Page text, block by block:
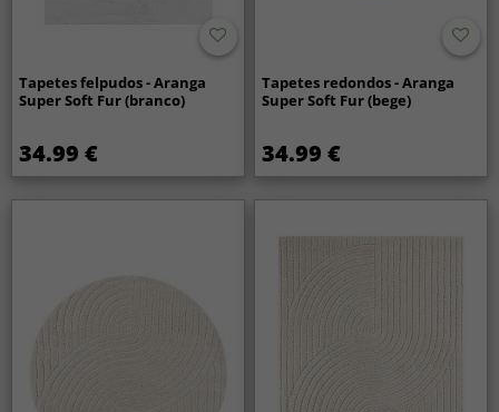
Tapetes felpudos - Aranga
Super Soft Fur (branco)
34.99 €
Tapetes redondos - Aranga
Super Soft Fur (bege)
34.99 €